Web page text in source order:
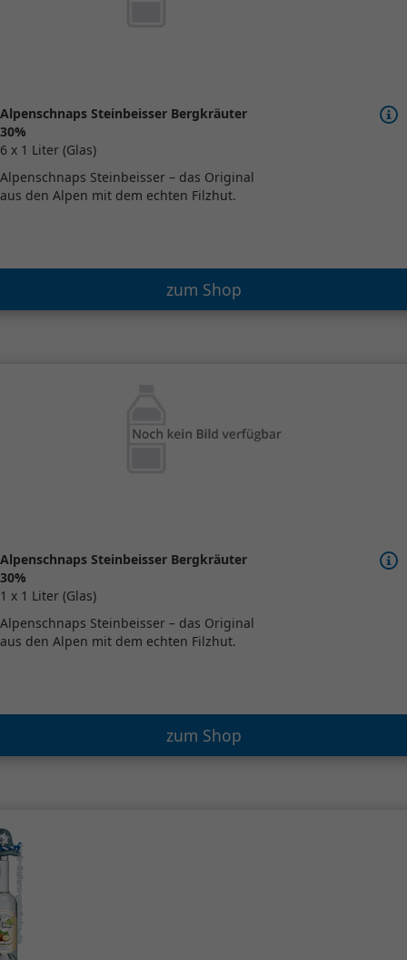
Alpenschnaps Steinbeisser Bergkräuter
30%
6 x 1 Liter (Glas)
Alpenschnaps Steinbeisser – das Original
aus den Alpen mit dem echten Filzhut.
zum Shop
Alpenschnaps Steinbeisser Bergkräuter
30%
1 x 1 Liter (Glas)
Alpenschnaps Steinbeisser – das Original
aus den Alpen mit dem echten Filzhut.
zum Shop